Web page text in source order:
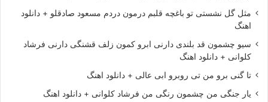
مثل گل نشستی تو باغچه قلبم درمون دردم مسعود صادقلو + دانلود
اهنگ
سیو چشمون قد بلندی دارنی ابرو کمون زلف قشنگی دارنی فرشاد
کلوانی + دانلود اهنگ
تا گنی برو من تی روبرو ابی عالی + دانلود اهنگ
یار جنگی من چشمون رنگی من فرشاد کلوانی + دانلود اهنگ